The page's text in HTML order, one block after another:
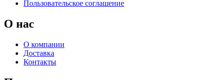
Пользовательское соглашение
О нас
О компании
Доставка
Контакты